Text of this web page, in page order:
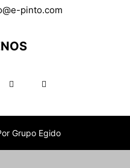
pinto.com
Grupo Egido